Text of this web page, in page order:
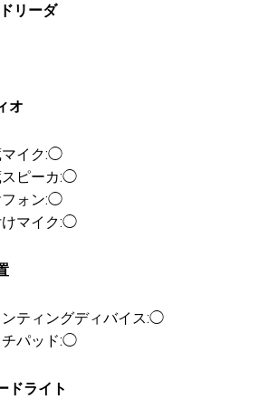
リーダ
オ
マイク:◯
スピーカ:◯
フォン:◯
けマイク:◯
ティングディバイス:◯
チパッド:◯
ドライト